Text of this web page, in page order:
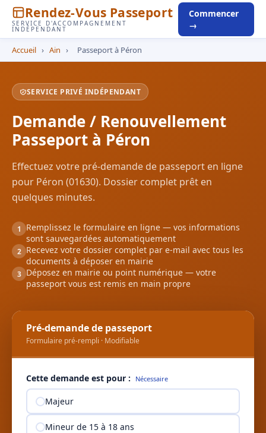
Rendez-Vous Passeport
SERVICE D'ACCOMPAGNEMENT
INDÉPENDANT
Commencer
→
Accueil › Ain › Passeport à Péron
SERVICE PRIVÉ INDÉPENDANT
Demande / Renouvellement
Passeport à Péron
Effectuez votre pré-demande de passeport en ligne
pour Péron (01630). Dossier complet prêt en
quelques minutes.
1
Remplissez le formulaire en ligne — vos informations
sont sauvegardées automatiquement
2 Recevez votre dossier complet par e-mail avec tous les
documents à déposer en mairie
3 Déposez en mairie ou point numérique — votre
passeport vous est remis en main propre
Pré-demande de passeport
Formulaire pré-rempli · Modifiable
Cette demande est pour : Nécessaire
Majeur
Mineur de 15 à 18 ans